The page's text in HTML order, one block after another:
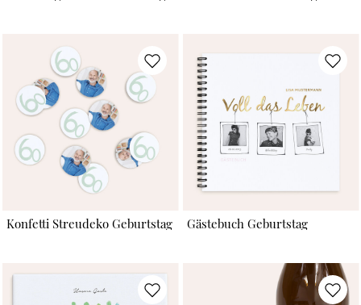
Konfetti Streudeko Geburtstag Gästebuch Geburtstag